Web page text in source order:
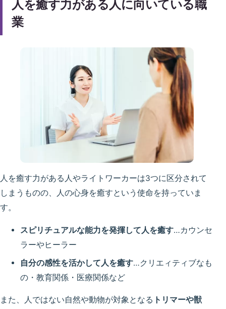
人を癒す力がある人に向いている職
業
人を癒す力がある人やライトワーカーは3つに区分されて
しまうものの、
人の心身を癒すという使命を持っていま
す。
スピリチュアルな能力を発揮して人を癒す…カウンセ
ラーやヒーラー
自分の感性を活かして人を癒す…クリエィティブなも
の・教育関係・医療関係など
また、人ではない自然や動物が対象となる トリマーや獣